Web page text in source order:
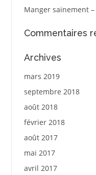
Manger sainement
Commentaires
Archives
mars 2019
septembre 2018
août 2018
février 2018
août 2017
mai 2017
avril 2017